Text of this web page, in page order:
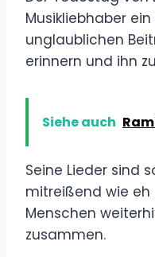
Musikliebhaber
unglaublichen
erinnern und ihn
Siehe auch
Seine Lieder sind
mitreißend wie
Menschen
zusammen.